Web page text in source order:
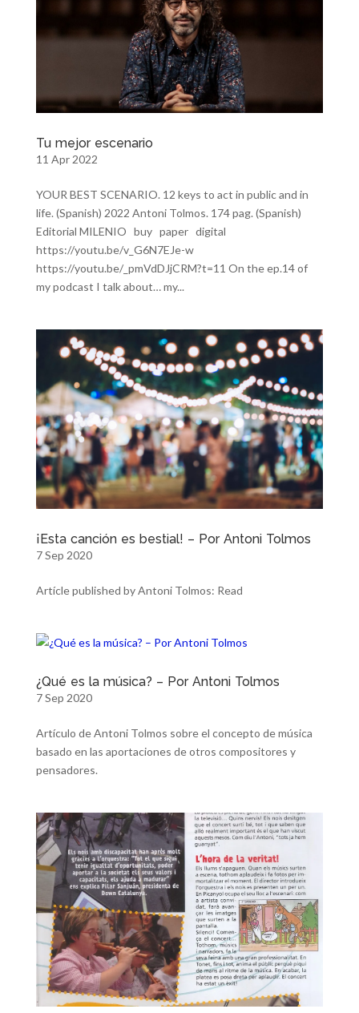
Tu mejor escenario
11 Apr 2022
YOUR BEST SCENARIO. 12 keys to act in public and in
life. (Spanish) 2022 Antoni Tolmos. 174 pag. (Spanish)
Editorial MILENIO buy paper digital
https://youtu.be/v_G6N7EJe-w
https://youtu.be/_pmVdDJjCRM?t=11 On the ep.14 of
my podcast I talk about… my...
¡Esta canción es bestial! – Por Antoni Tolmos
7 Sep 2020
Artícle published by Antoni Tolmos: Read
¿Qué es la música? – Por Antoni Tolmos
7 Sep 2020
Artículo de Antoni Tolmos sobre el concepto de música
basado en las aportaciones de otros compositores y
pensadores.